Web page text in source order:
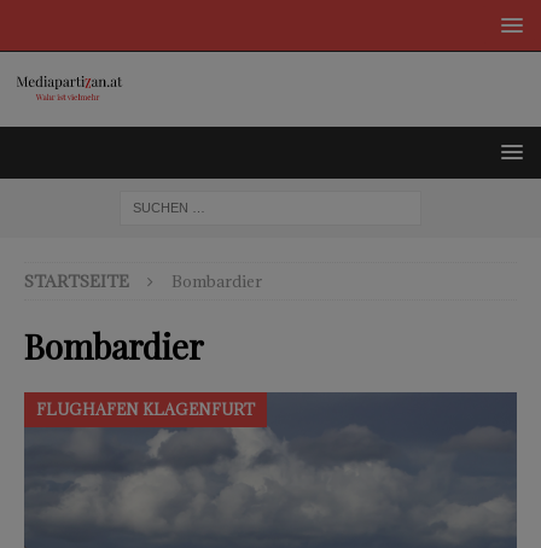
STARTSEITE Bombardier
Bombardier
FLUGHAFEN KLAGENFURT